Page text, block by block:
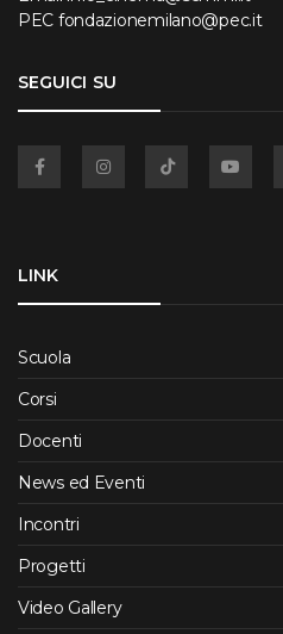
PEC fondazionemilano@pec.it
SEGUICI SU
LINK
Scuola
Corsi
Docenti
News ed Eventi
Incontri
Progetti
Video Gallery